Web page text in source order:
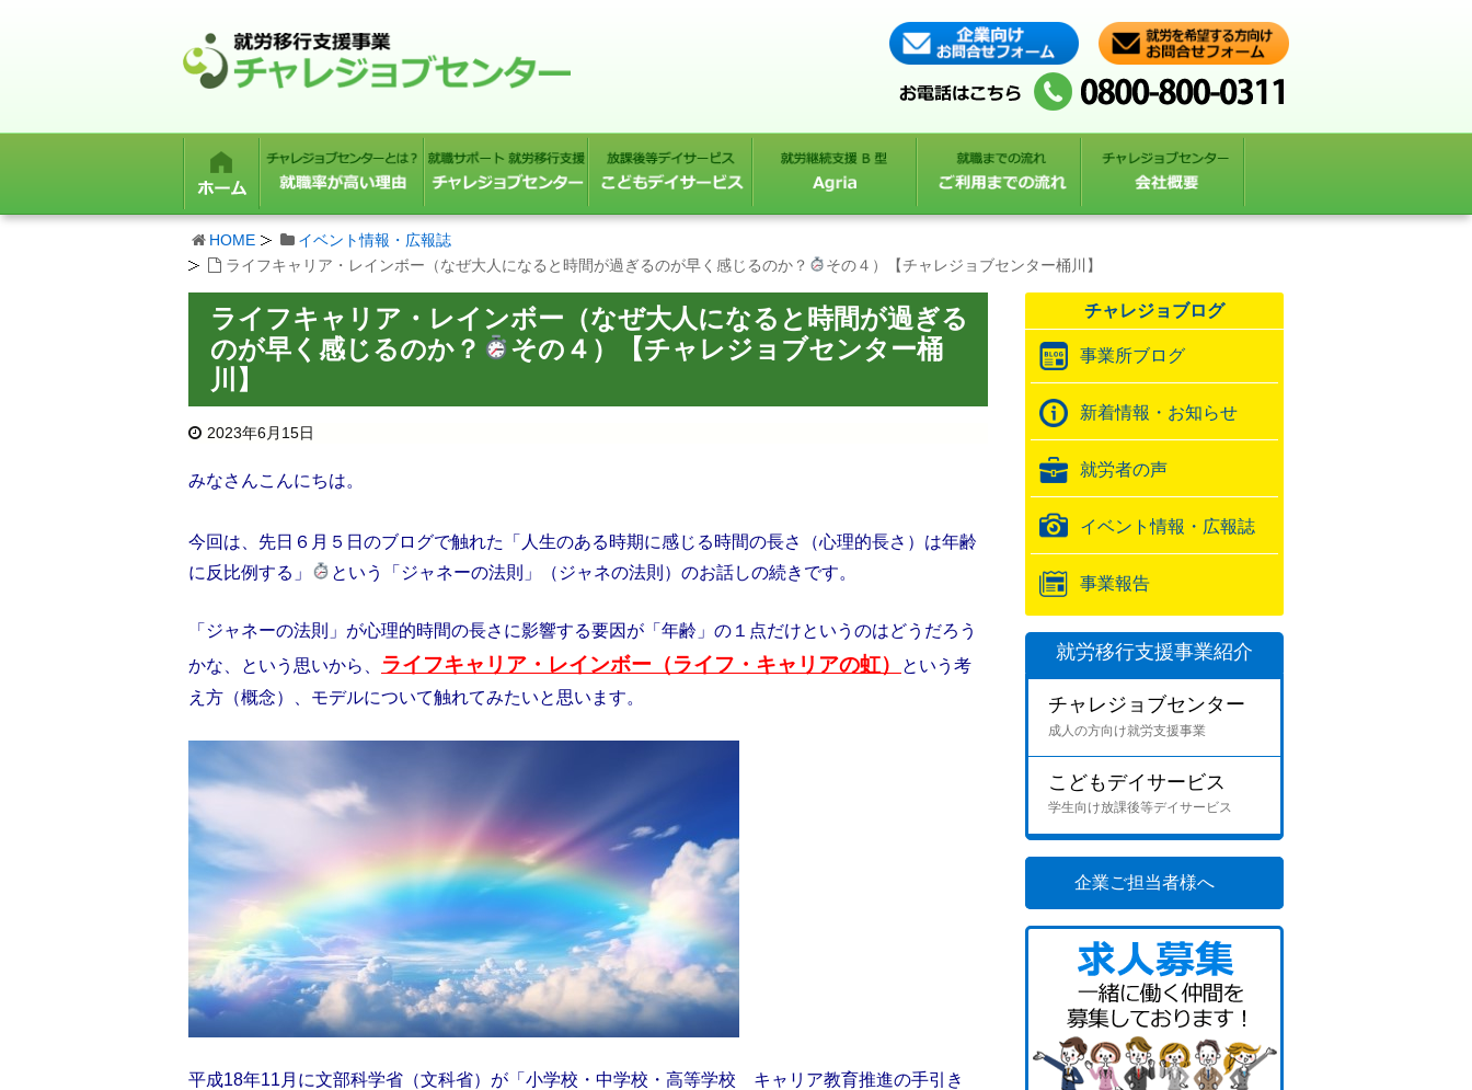
HOME
イベント情報・広報誌
ライフキャリア・レインボー（なぜ大人になると時間が過ぎるのが早く感じるのか？
その４）【チャレジョブセンター桶川】
ライフキャリア・レインボー（なぜ大人になると時間が過ぎる
のが早く感じるのか？
その４）【チャレジョブセンター桶
川】
2023年6月15日
みなさんこんにちは。
今回は、先日６月５日のブログで触れた「人生のある時期に感じる時間の長さ（心理的長さ）は年齢
に反比例する」
という「ジャネーの法則」（ジャネの法則）のお話しの続きです。
「ジャネーの法則」が心理的時間の長さに影響する要因が「年齢」の１点だけというのはどうだろう
かな、という思いから、
ライフキャリア・レインボー（ライフ・キャリアの虹）
という考
え方（概念）、モデルについて触れてみたいと思います。
平成18年11月に文部科学省（文科省）が「小学校・中学校・高等学校 キャリア教育推進の手引き
チャレジョブログ
事業所ブログ
新着情報・お知らせ
就労者の声
イベント情報・広報誌
事業報告
就労移行支援事業紹介
チャレジョブセンター
成人の方向け就労支援事業
こどもデイサービス
学生向け放課後等デイサービス
企業ご担当者様へ